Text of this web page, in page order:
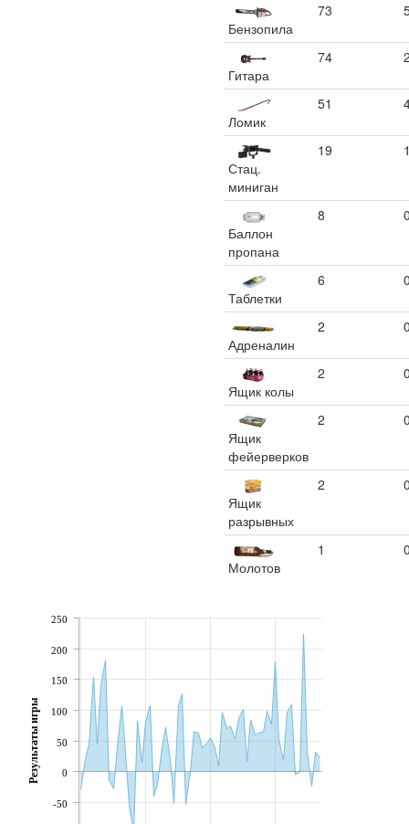
Бензопила
73
Гитара
74
Ломик
51
Стац.
миниган
19
Баллон
пропана
8
Таблетки
6
Адреналин
2
Ящик колы
2
Ящик
фейерверков
2
Ящик
разрывных
2
Молотов
1
-50
0
50
100
150
200
250
Результаты игры